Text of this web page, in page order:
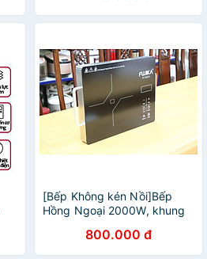
[Bếp Không kén Nồi]Bếp
Hồng Ngoại 2000W, khung
ứng, mặt kính cường lực-
Hàng chính hãng
800.000 đ